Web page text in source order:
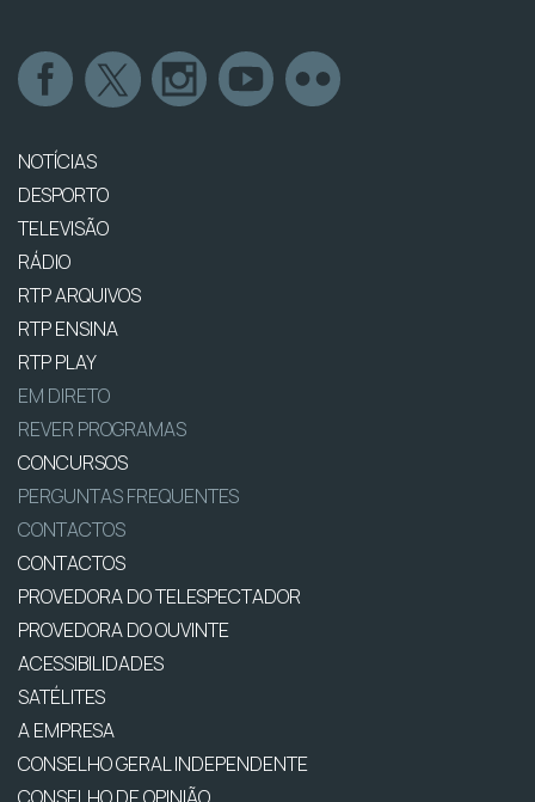
NOTÍCIAS
DESPORTO
TELEVISÃO
RÁDIO
RTP ARQUIVOS
RTP ENSINA
RTP PLAY
EM DIRETO
REVER PROGRAMAS
CONCURSOS
PERGUNTAS FREQUENTES
CONTACTOS
CONTACTOS
PROVEDORA DO TELESPECTADOR
PROVEDORA DO OUVINTE
ACESSIBILIDADES
SATÉLITES
A EMPRESA
CONSELHO GERAL INDEPENDENTE